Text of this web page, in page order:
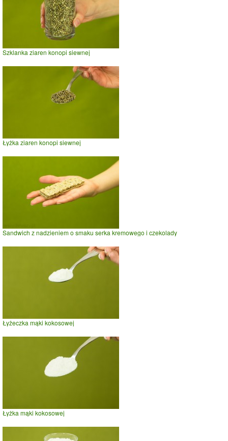
Szklanka ziaren konopi siewnej
Łyżka ziaren konopi siewnej
Sandwich z nadzieniem o smaku serka kremowego i czekolady
Łyżeczka mąki kokosowej
Łyżka mąki kokosowej